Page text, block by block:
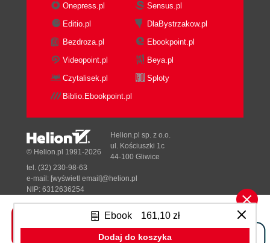
Ebook 161,10 zł
Dodaj do koszyka
Onepress.pl
Sensus.pl
Editio.pl
DlaBystrzakow.pl
Bezdroza.pl
Ebookpoint.pl
Videopoint.pl
Beya.pl
Czytalisek.pl
Sploty
Biblio.Ebookpoint.pl
Tonik.pl
© Helion.pl 1991-2026
Helion.pl sp. z o.o.
ul. Kościuszki 1c
44-100 Gliwice
tel. (32) 230-98-63
e-mail: [wyświetl email]@helion.pl
NIP: 6312636254